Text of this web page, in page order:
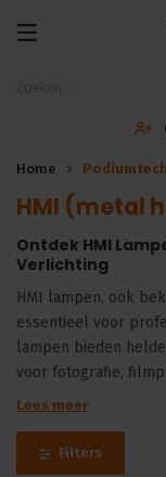
Home
HMI (metal
Ontdek HMI
Verlichting
HMI lampen, ook
essentieel voor
lampen bieden
voor fotografie,
Lees meer
Filters